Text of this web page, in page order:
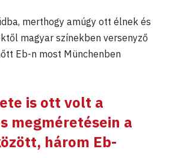
merthogy amúgy ott élnek és
magyar színekben versenyző
Eb-n most Münchenben
is ott volt a
megméretésein a
három Eb-